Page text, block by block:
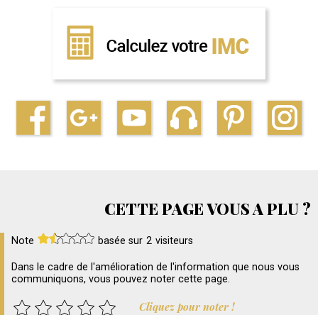
CETTE PAGE VOUS A PLU ?
Note basée sur 2 visiteurs
Dans le cadre de l'amélioration de l'information que nous vous
communiquons, vous pouvez noter cette page.
Cliquez pour noter !